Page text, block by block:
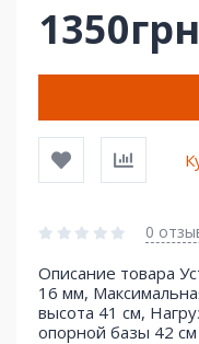
0
Описание товара
16 мм,
высота 41 см,
опорной базы 42 см